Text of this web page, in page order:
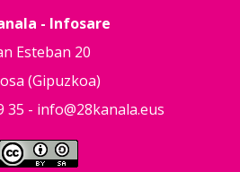
- Infosare
Esteban 20
(Gipuzkoa)
35 - info@28kanala.eus